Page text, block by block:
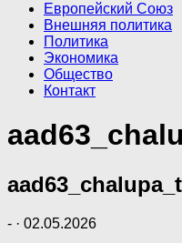
Европейский Союз
Внешняя политика
Политика
Экономика
Общество
Контакт
- · 02.05.2026